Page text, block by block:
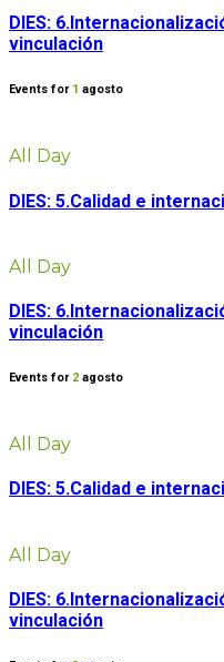
DIES:
vinculación
Events for 1 agosto
All Day
DIES: 5.Calidad e
All Day
DIES:
vinculación
Events for 2 agosto
All Day
DIES: 5.Calidad e
All Day
DIES:
vinculación